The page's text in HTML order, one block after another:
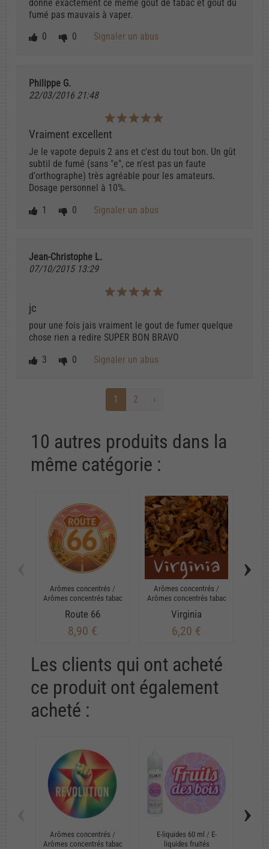
donne exactement ce même goût de tabac et gout du
fumé pas mauvais à vaper.
0
0 Signaler un abus
Philippe G.
22/03/2016 21:48
Vraiment excellent
Je le vapote depuis 2 ans et c'est du tout bon. Un gût
subtil de fumé (sans "e", ce n'est pas un faute
d'orthographe) très agréable pour les amateurs.
Dosage personnel à 10%.
1
0 Signaler un abus
Jean-Christophe L.
07/10/2015 13:29
jc
pour une fois jais vraiment le gout de fumer quelque
chose rien a redire SUPER BON BRAVO
3
0 Signaler un abus
1 2 ›
10 autres produits dans la
même catégorie :
Arômes concentrés /
Arômes concentrés tabac
Route 66
8,90 €
Arômes concentrés /
Arômes concentrés tabac
Virginia
6,20 €
›
Les clients qui ont acheté
ce produit ont également
acheté :
Arômes concentrés /
Arômes concentrés tabac
E-liquides 60 ml / E-
liquides fruités
›